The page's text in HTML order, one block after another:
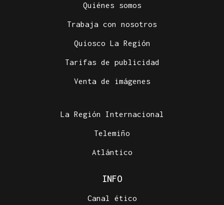
Quiénes somos
Trabaja con nosotros
Quiosco La Región
Tarifas de publicidad
Venta de imágenes
La Región Internacional
Telemiño
Atlántico
INFO
Canal ético